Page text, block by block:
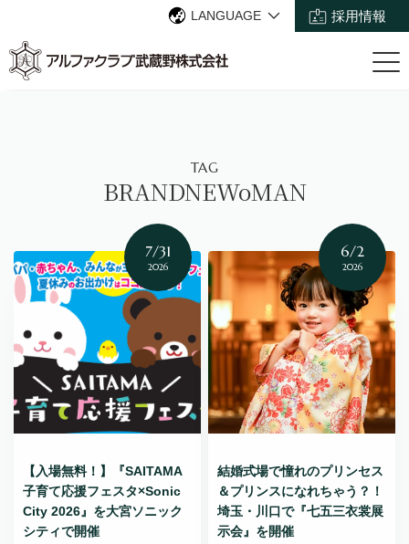
LANGUAGE 採用情報
TAG
BRANDNEWoMAN
7/31
2026
【入場無料！】『SAITAMA
子育て応援フェスタ×Sonic
City 2026』を大宮ソニック
シティで開催
6/2
2026
結婚式場で憧れのプリンセス
＆プリンスになれちゃう？！
埼玉・川口で『七五三衣裳展
示会』を開催